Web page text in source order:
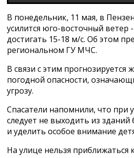
В понедельник, 11 мая, в
усилится юго-восточный ветер
достигать 15-18 м/с. Об этом
региональном ГУ МЧС.
В связи с этим прогнозируется
погодной опасности,
угрозу.
Спасатели напомнили, что при
следует не выходить из зданий
и уделить особое внимание
На улице нельзя приближаться